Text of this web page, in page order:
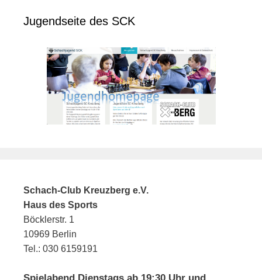
Jugendseite des SCK
Schach-Club Kreuzberg e.V.
Haus des Sports
Böcklerstr. 1
10969 Berlin
Tel.: 030 6159191